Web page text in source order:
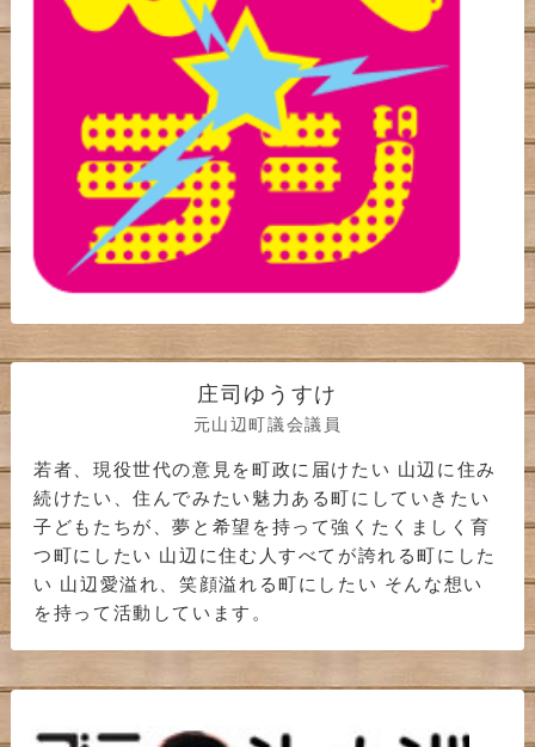
庄司ゆうすけ
元山辺町議会議員
若者、現役世代の意見を町政に届けたい 山辺に住み
続けたい、住んでみたい魅力ある町にしていきたい
子どもたちが、夢と希望を持って強くたくましく育
つ町にしたい 山辺に住む人すべてが誇れる町にした
い 山辺愛溢れ、笑顔溢れる町にしたい そんな想い
を持って活動しています。